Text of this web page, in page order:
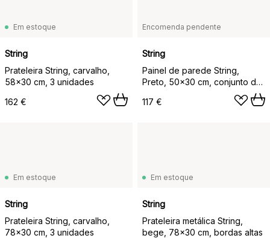
Em estoque
String
Prateleira String, carvalho,
58x30 cm, 3 unidades
162 €
Encomenda pendente
String
Painel de parede String,
Preto, 50x30 cm, conjunto de
117 €
Em estoque
String
Prateleira String, carvalho,
78x30 cm, 3 unidades
Em estoque
String
Prateleira metálica String,
bege, 78x30 cm, bordas altas